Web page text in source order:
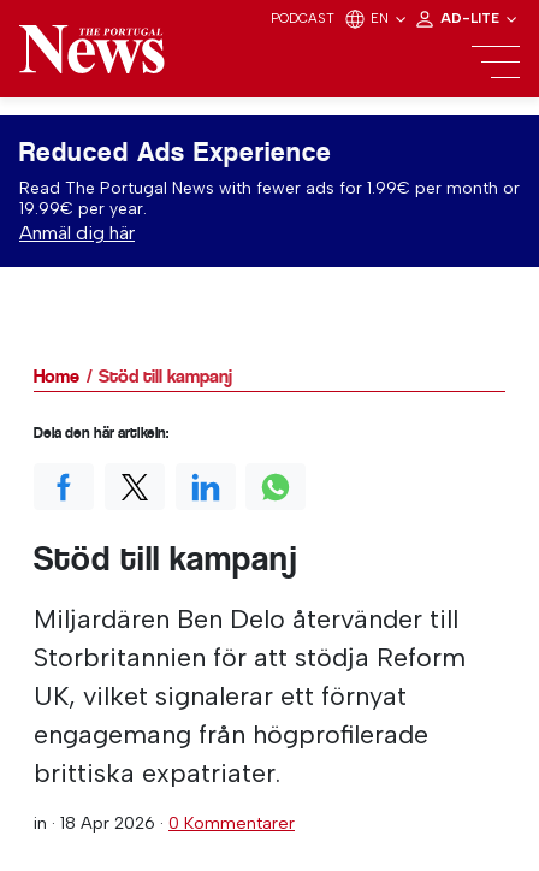
PODCAST EN AD-LITE
Reduced Ads Experience
Read The Portugal News with fewer ads for 1.99€ per month or
19.99€ per year.
Anmäl dig här
Home Stöd till kampanj
Stöd till kampanj
Miljardären Ben Delo återvänder till
Storbritannien för att stödja Reform
UK, vilket signalerar ett förnyat
engagemang från högprofilerade
brittiska expatriater.
in · 18 Apr 2026 · 0 Kommentarer
Dela den här artikeln: